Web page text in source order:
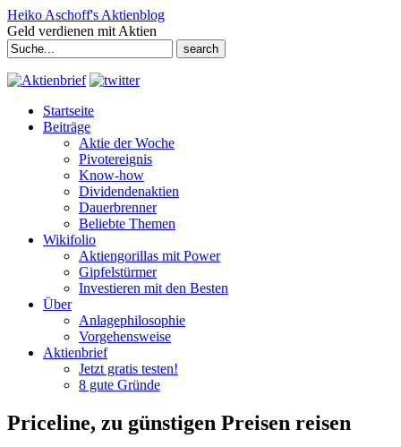
Heiko Aschoff's Aktienblog
Geld verdienen mit Aktien
Search
for:
Startseite
Beiträge
Aktie der Woche
Pivotereignis
Know-how
Dividendenaktien
Dauerbrenner
Beliebte Themen
Wikifolio
Aktiengorillas mit Power
Gipfelstürmer
Investieren mit den Besten
Über
Anlagephilosophie
Vorgehensweise
Aktienbrief
Jetzt gratis testen!
8 gute Gründe
Priceline, zu günstigen Preisen reisen